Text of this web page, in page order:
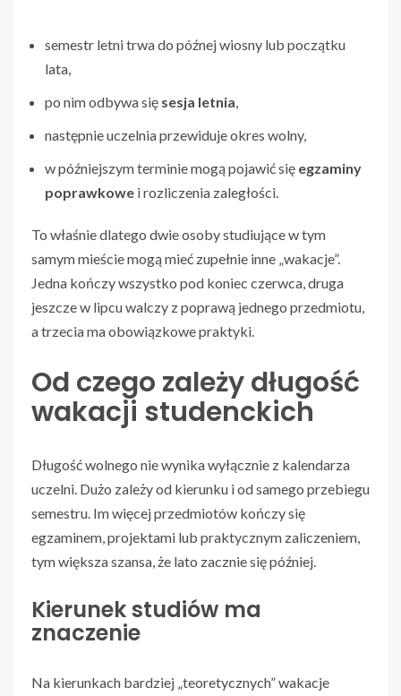
semestr letni trwa do późnej wiosny lub początku
lata,
po nim odbywa się sesja letnia
następnie uczelnia przewiduje okres wolny,
w późniejszym terminie mogą pojawić się egzaminy
poprawkowe i rozliczenia zaległości.
To właśnie dlatego dwie osoby studiujące w tym
samym mieście mogą mieć zupełnie inne „wakacje”.
Jedna kończy wszystko pod koniec czerwca, druga
jeszcze w lipcu walczy z poprawą jednego przedmiotu,
a trzecia ma obowiązkowe praktyki.
Od czego zależy długość
wakacji studenckich
Długość wolnego nie wynika wyłącznie z kalendarza
uczelni. Dużo zależy od kierunku i od samego przebiegu
semestru. Im więcej przedmiotów kończy się
egzaminem, projektami lub praktycznym zaliczeniem,
tym większa szansa, że lato zacznie się później.
Kierunek studiów ma
znaczenie
Na kierunkach bardziej „teoretycznych” wakacje